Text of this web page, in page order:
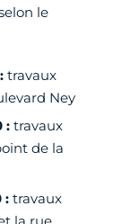
le
travaux
Ney
: travaux
de la
: travaux